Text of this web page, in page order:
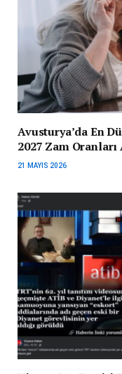
Avusturya’da En
2027 Zam Oranları
21 MAYIS 2026